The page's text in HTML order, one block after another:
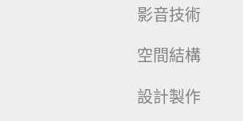
影音技術
空間結構
設計製作